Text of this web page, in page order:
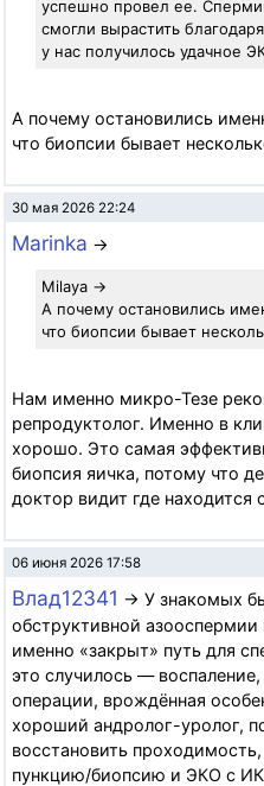
успешно провел ее.
смогли вырастить
у нас получилось удачное
А почему остановились
что биопсии бывает
30 мая 2026 22:24
Marinka →
Milaya →
А почему остановились
что биопсии бывает
Нам именно микро-Тезе
репродуктолог. Именно в
хорошо. Это самая
биопсия яичка, потому что
доктор видит где находится
06 июня 2026 17:58
Влад12341 → У знакомых
обструктивной азооспермии
именно «закрыт» путь для
это случилось —
операции, врождённая
хороший андролог-уролог,
восстановить
пункцию/биопсию и ЭКО с